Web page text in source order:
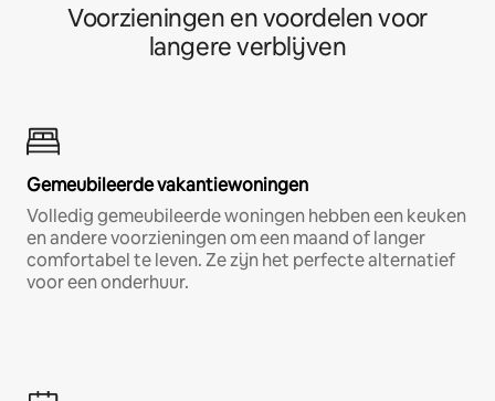
Voorzieningen en voordelen voor
langere verblijven
Gemeubileerde vakantiewoningen
Volledig gemeubileerde woningen hebben een keuken
en andere voorzieningen om een maand of langer
comfortabel te leven. Ze zijn het perfecte alternatief
voor een onderhuur.